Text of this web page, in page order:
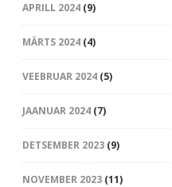
APRILL 2024(9)
MÄRTS 2024(4)
VEEBRUAR 2024(5)
JAANUAR 2024(7)
DETSEMBER 2023(9)
NOVEMBER 2023(11)